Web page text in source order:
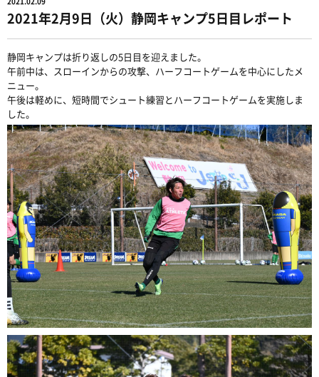
2021年2月9日（火）静岡キャンプ5日目レポート
静岡キャンプは折り返しの5日目を迎えました。
午前中は、スローインからの攻撃、ハーフコートゲームを中心にしたメ
ニュー。
午後は軽めに、短時間でシュート練習とハーフコートゲームを実施しま
した。